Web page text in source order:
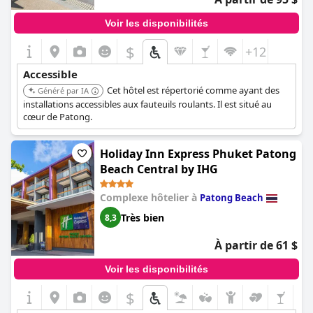
Voir les disponibilités
$ +12
Accessible
Généré par IA
Cet hôtel est répertorié comme ayant des
installations accessibles aux fauteuils roulants. Il est situé au
cœur de Patong.
Holiday Inn Express Phuket Patong
Beach Central by IHG
Complexe hôtelier à Patong Beach
8,3 Très bien
À partir de 61 $
Voir les disponibilités
$